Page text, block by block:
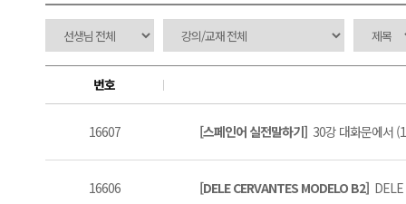
번호
16607 [스페인어 실전말하기] 30강 대화문에서
16606 [DELE CERVANTES MODELO B2]